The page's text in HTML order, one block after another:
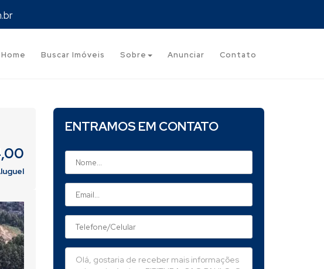
Home Buscar Imóveis Sobre Anunciar Contato
Next
ENTRAMOS EM CONTATO